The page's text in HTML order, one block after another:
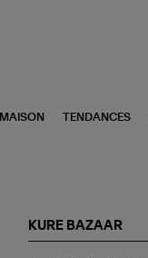
MAISON TENDANCES
KURE BAZAAR